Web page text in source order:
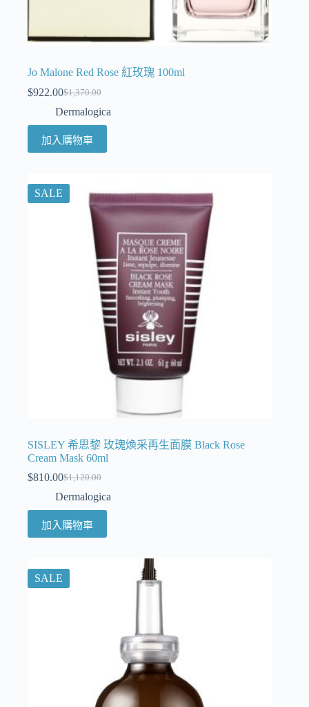
Jo Malone Red Rose 紅玫瑰 100ml
$1,370.00
$922.00
Dermalogica
加入購物車
SALE
SISLEY 希思黎 玫瑰煥采再生面膜 Black Rose
Cream Mask 60ml
$1,120.00
$810.00
Dermalogica
加入購物車
SALE